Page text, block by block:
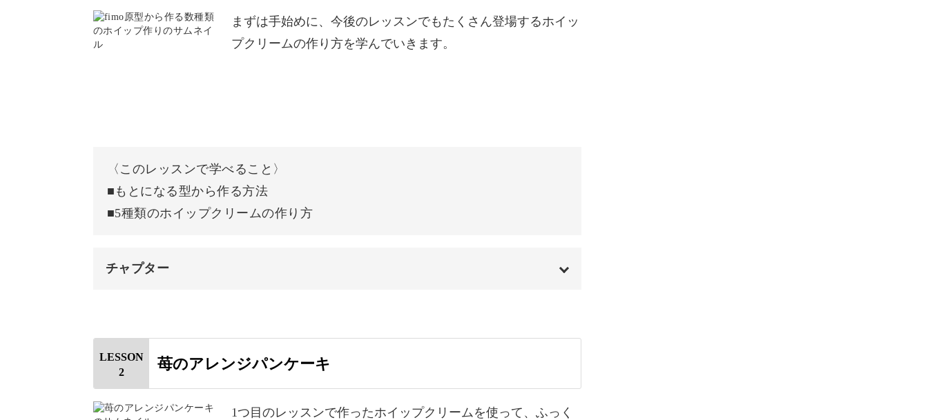
「挑戦してみたい」という気持ちがあれば、必ず作れる作品ばかりなのです。
ご興味のある方は、ぜひこの機会に講座にご参加いただけると嬉しいです。
むしろそこからが、本当のスタートだと思うんです。
まずは手始めに、今後のレッスンでもたくさん登場するホイッ
プクリームの作り方を学んでいきます。
〈このレッスンで学べること〉
■もとになる型から作る方法
■5種類のホイップクリームの作り方
チャプター
はじめに 00:20
使用材料・道具
ちょんちょん系クリーム原型の作り方 03:17
LESSON
2
苺のアレンジパンケーキ
1つ目のレッスンで作ったホイップクリームを使って、ふっく